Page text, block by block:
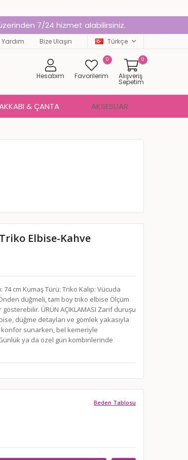
7/24 hizmet alabilirsiniz.
Yardım Bize Ulaşın Türkçe
Hesabım Favorilerim
0
Alışveriş
Sepetim
0
& ÇANTA AKSESUAR
Elbise-Kahve
74 cm Kumaş Türü: Triko Kalıp: Vücuda
düğmeli, tam boy triko elbise Ölçüm
ÜRÜN AÇIKLAMASI Zarif duruşu
düğme detayları ve gömlek yakasıyla
konfor sunarken, bel kemeriyle
ya da özel gün kombinlerinde
Beden Tablosu